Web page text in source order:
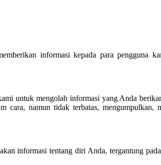
informasi kepada para pengguna
untuk mengolah informasi yang Anda
cara, namun tidak terbatas,
informasi tentang diri Anda, tergantung